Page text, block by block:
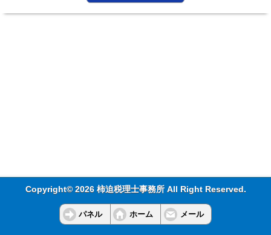
Copyright© 2026 柿迫税理士事務所 All Right Reserved.
パネル ホーム メール